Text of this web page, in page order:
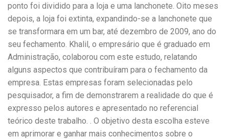
ponto foi dividido para a loja e uma lanchonete. Oito meses
depois, a loja foi extinta, expandindo-se a lanchonete que
se transformara em um bar, até dezembro de 2009, ano do
seu fechamento. Khalil, o empresário que é graduado em
Administração, colaborou com este estudo, relatando
alguns aspectos que contribuíram para o fechamento da
empresa. Estas empresas foram selecionadas pelo
pesquisador, a fim de demonstrarem a realidade do que é
expresso pelos autores e apresentado no referencial
teórico deste trabalho. . O objetivo desta escolha esteve
em aprimorar e ganhar mais conhecimentos sobre o